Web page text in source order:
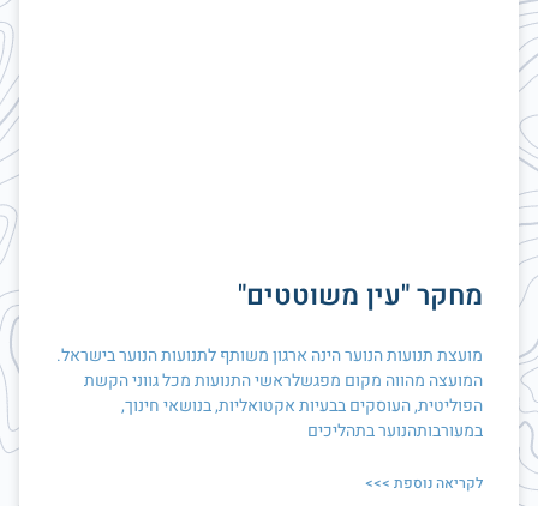
מחקר "עין משוטטים"
מועצת תנועות הנוער הינה ארגון משותף לתנועות הנוער בישראל.
המועצה מהווה מקום מפגשלראשי התנועות מכל גווני הקשת
הפוליטית, העוסקים בבעיות אקטואליות, בנושאי חינוך,
במעורבותהנוער בתהליכים
לקריאה נוספת >>>